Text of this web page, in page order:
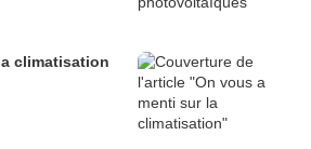
climatisation